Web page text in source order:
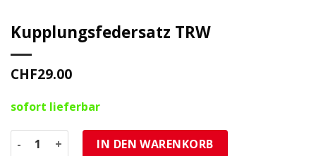
Kupplungsfedersatz TRW
CHF29.00
sofort lieferbar
Kupplungsfedersatz TRW Menge
IN DEN WARENKORB